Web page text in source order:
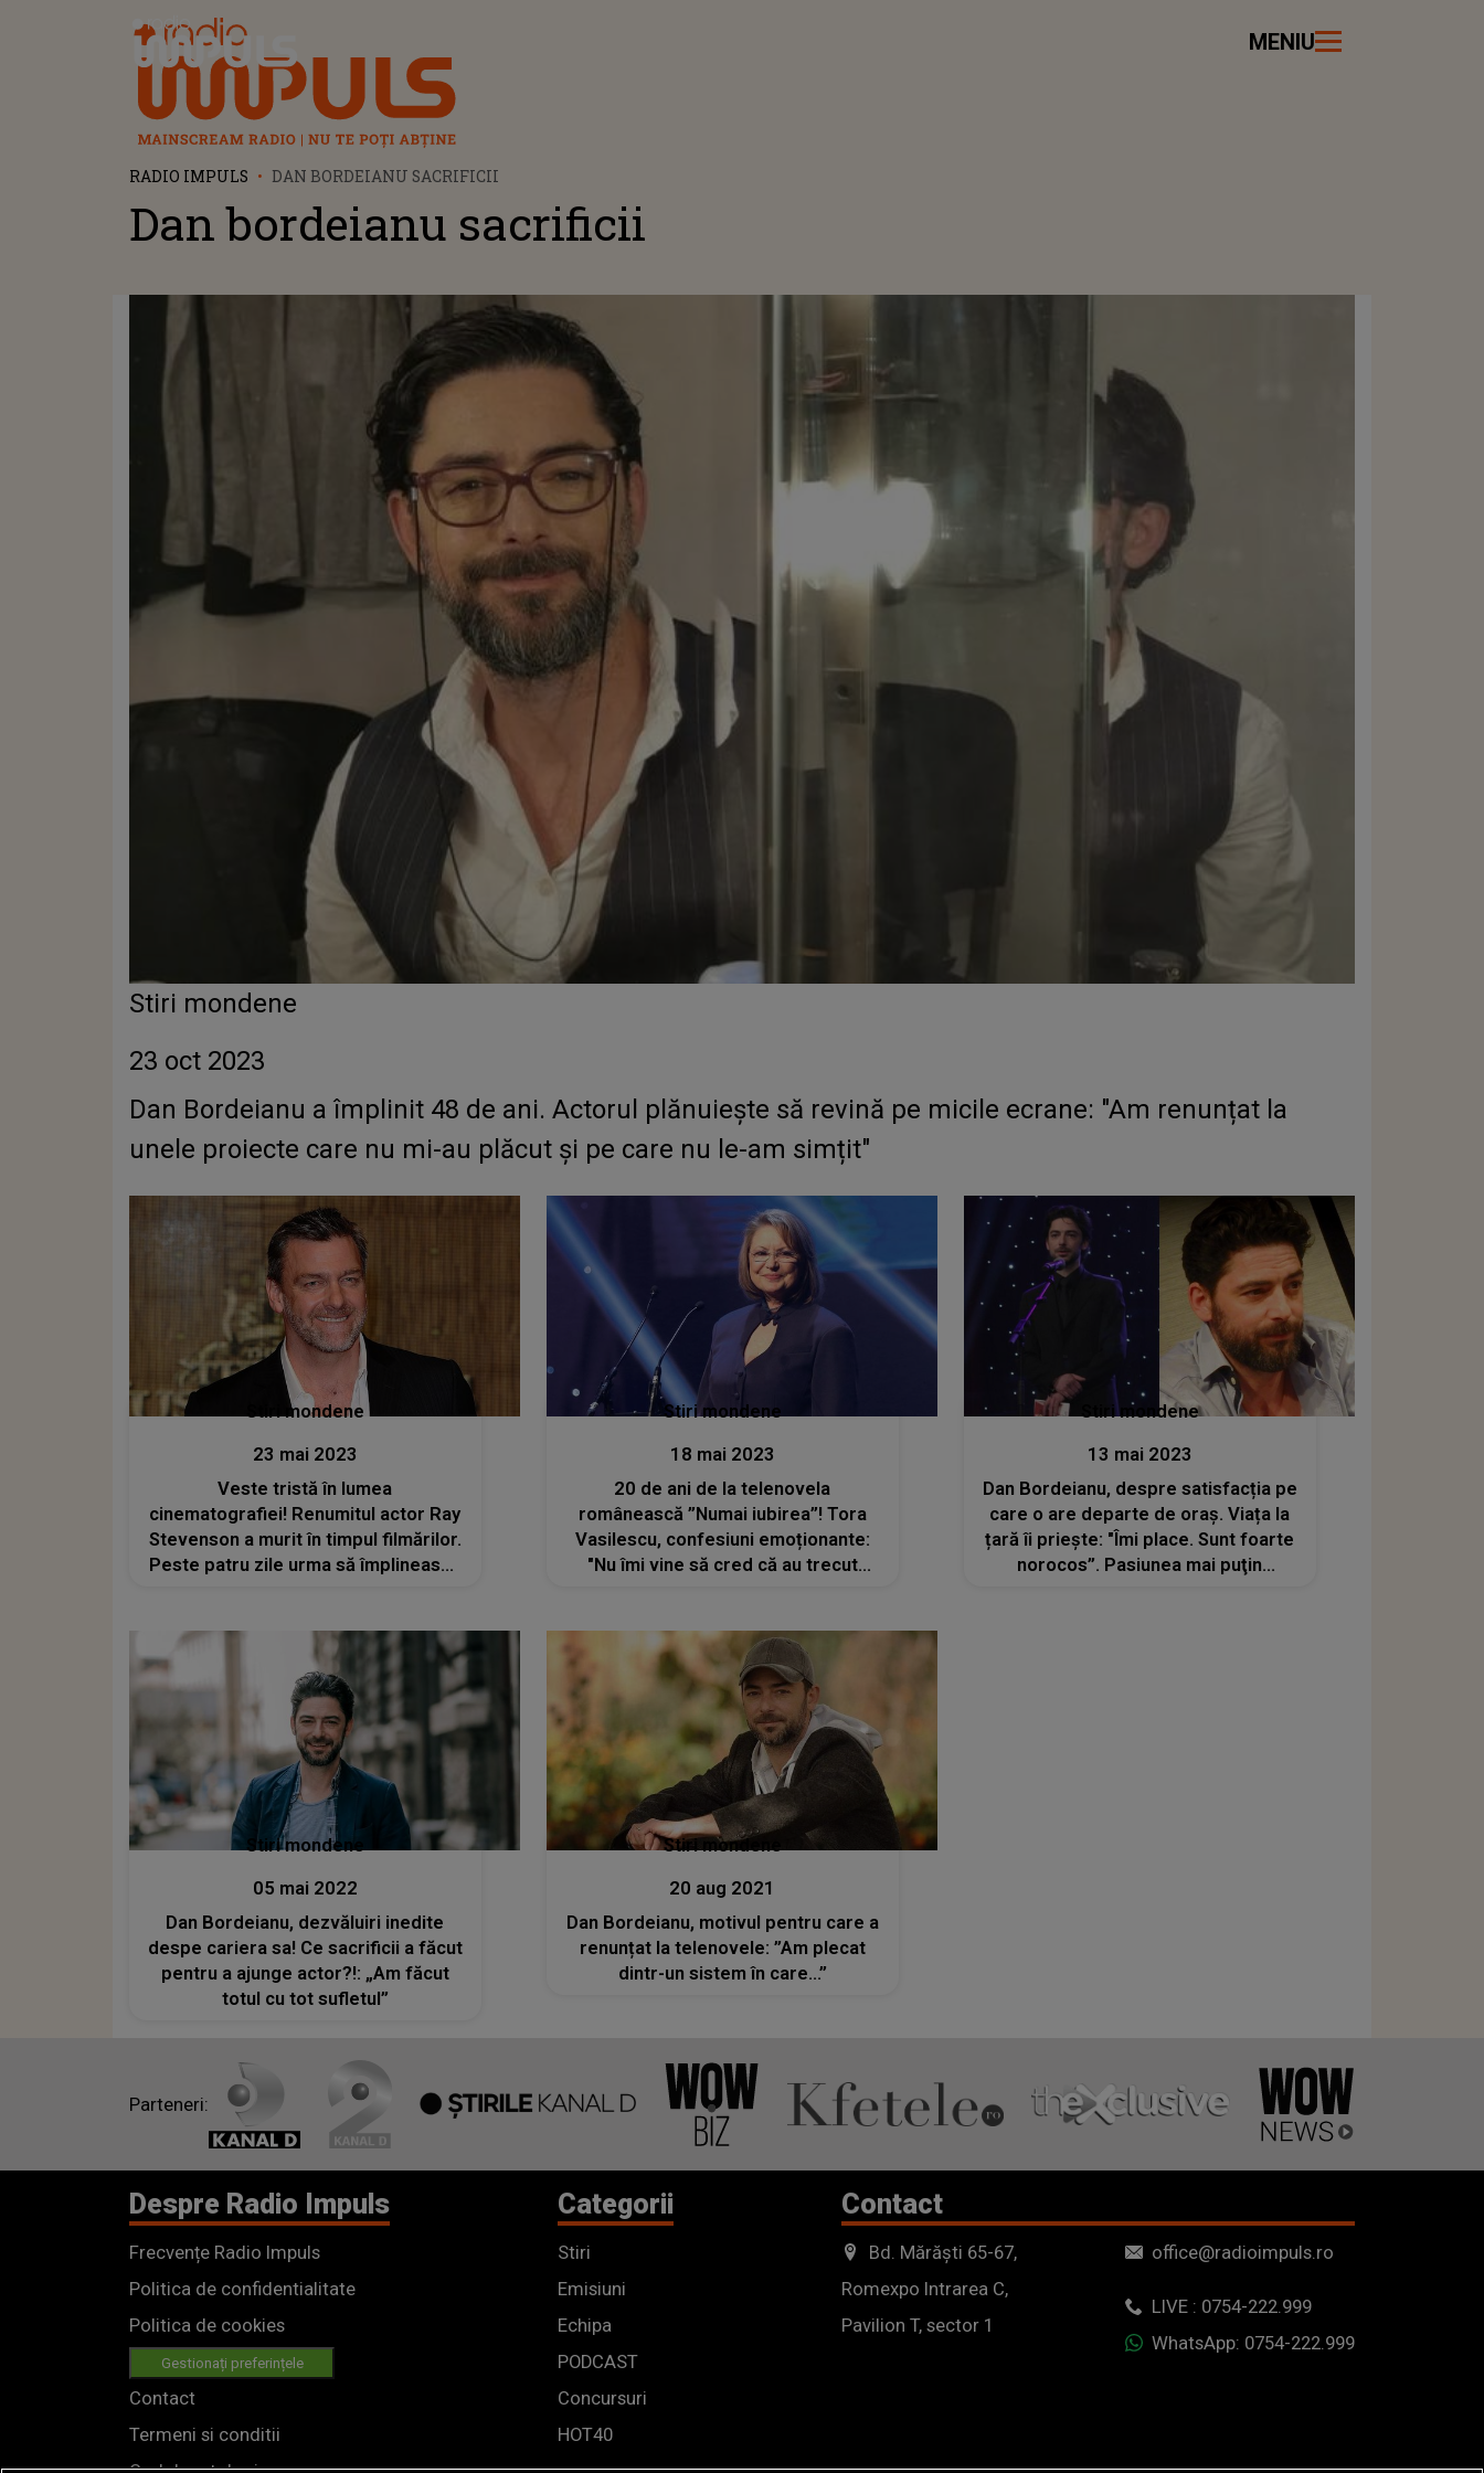
Radio Impuls MENIU
RADIO IMPULS DAN BORDEIANU SACRIFICII
Dan bordeianu sacrificii
Stiri mondene
23 oct 2023
Dan Bordeianu a împlinit 48 de ani. Actorul plănuiește să revină pe micile ecrane: "Am renunțat la
unele proiecte care nu mi-au plăcut și pe care nu le-am simțit"
Stiri mondene
23 mai 2023
Veste tristă în lumea
cinematografiei! Renumitul actor Ray
Stevenson a murit în timpul filmărilor.
Peste patru zile urma să împlinească
Stiri mondene
18 mai 2023
20 de ani de la telenovela
românească ”Numai iubirea”! Tora
Vasilescu, confesiuni emoționante:
"Nu îmi vine să cred că au trecut
Stiri mondene
13 mai 2023
Dan Bordeianu, despre satisfacția pe
care o are departe de oraș. Viața la
țară îi priește: "Îmi place. Sunt foarte
norocos”. Pasiunea mai puţin
Stiri mondene
05 mai 2022
Dan Bordeianu, dezvăluiri inedite
despe cariera sa! Ce sacrificii a făcut
pentru a ajunge actor?!: „Am făcut
totul cu tot sufletul”
Stiri mondene
20 aug 2021
Dan Bordeianu, motivul pentru care a
renunțat la telenovele: ”Am plecat
dintr-un sistem în care...”
Parteneri:
Despre Radio Impuls
Frecvențe Radio Impuls
Politica de confidentialitate
Politica de cookies
Gestionați preferințele
Contact
Termeni si conditii
Categorii
Stiri
Emisiuni
Echipa
PODCAST
Concursuri
HOT40
Contact
Bd. Mărăști 65-67,
Romexpo Intrarea C,
Pavilion T, sector 1
office@radioimpuls.ro
LIVE : 0754-222.999
WhatsApp: 0754-222.999